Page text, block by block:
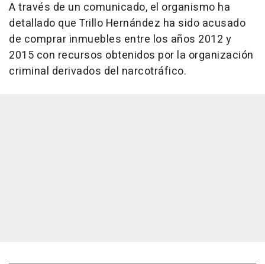
A través de un comunicado, el organismo ha
detallado que Trillo Hernández ha sido acusado
de comprar inmuebles entre los años 2012 y
2015 con recursos obtenidos por la organización
criminal derivados del narcotráfico.